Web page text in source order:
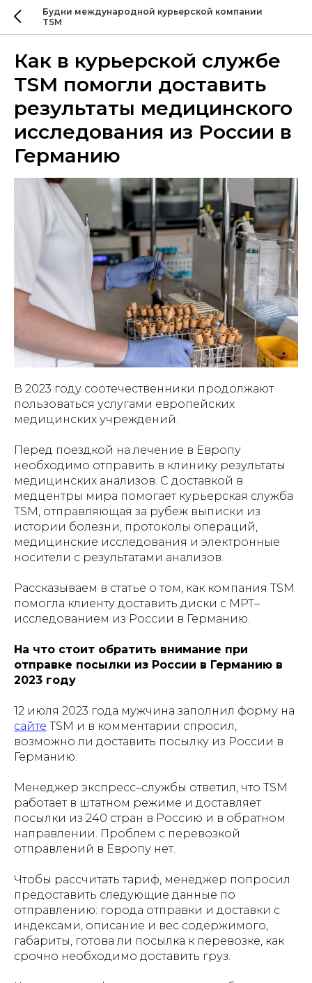
Будни международной курьерской компании
TSM
Как в курьерской службе
TSM помогли доставить
результаты медицинского
исследования из России в
Германию
В 2023 году соотечественники продолжают
пользоваться услугами европейских
медицинских учреждений.
Перед поездкой на лечение в Европу
необходимо отправить в клинику результаты
медицинских анализов. С доставкой в
медцентры мира помогает курьерская служба
TSM, отправляющая за рубеж выписки из
истории болезни, протоколы операций,
медицинские исследования и электронные
носители с результатами анализов.
Рассказываем в статье о том, как компания TSM
помогла клиенту доставить диски с МРТ–
исследованием из России в Германию.
На что стоит обратить внимание при
отправке посылки из России в Германию в
2023 году
12 июля 2023 года мужчина заполнил форму на
сайте TSM и в комментарии спросил,
возможно ли доставить посылку из России в
Германию.
Менеджер экспресс–службы ответил, что TSM
работает в штатном режиме и доставляет
посылки из 240 стран в Россию и в обратном
направлении. Проблем с перевозкой
отправлений в Европу нет.
Чтобы рассчитать тариф, менеджер попросил
предоставить следующие данные по
отправлению: города отправки и доставки с
индексами, описание и вес содержимого,
габариты, готова ли посылка к перевозке, как
срочно необходимо доставить груз.